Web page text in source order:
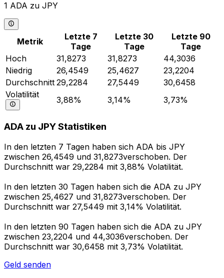
1 ADA zu JPY
Metrik
Letzte 7
Tage
Letzte 30
Tage
Letzte 90
Tage
Hoch
31,8273 31,8273
44,3036
Niedrig
26,4549 25,4627
23,2204
Durchschnitt 29,2284 27,5449
30,6458
Volatilität
3,88% 3,14% 3,73%
ADA zu JPY Statistiken
In den letzten 7 Tagen haben sich ADA bis JPY
zwischen 26,4549 und 31,8273verschoben. Der
Durchschnitt war 29,2284 mit 3,88% Volatilität.
In den letzten 30 Tagen haben sich die ADA zu JPY
zwischen 25,4627 und 31,8273verschoben. Der
Durchschnitt war 27,5449 mit 3,14% Volatilität.
In den letzten 90 Tagen haben sich die ADA zu JPY
zwischen 23,2204 und 44,3036verschoben. Der
Durchschnitt war 30,6458 mit 3,73% Volatilität.
Geld senden